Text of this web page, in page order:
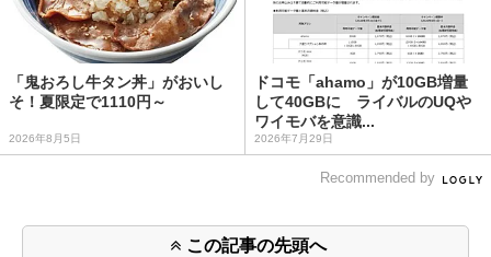
「鬼おろし牛タン丼」がおいし
そ！夏限定で1110円～
2026年8月5日
ドコモ「ahamo」が10GB増量
して40GBに ライバルのUQや
ワイモバを意識...
2026年7月29日
Recommended by
この記事の先頭へ